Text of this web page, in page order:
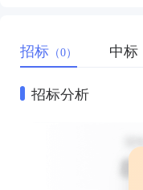
招标 （0） 中标
招标分析